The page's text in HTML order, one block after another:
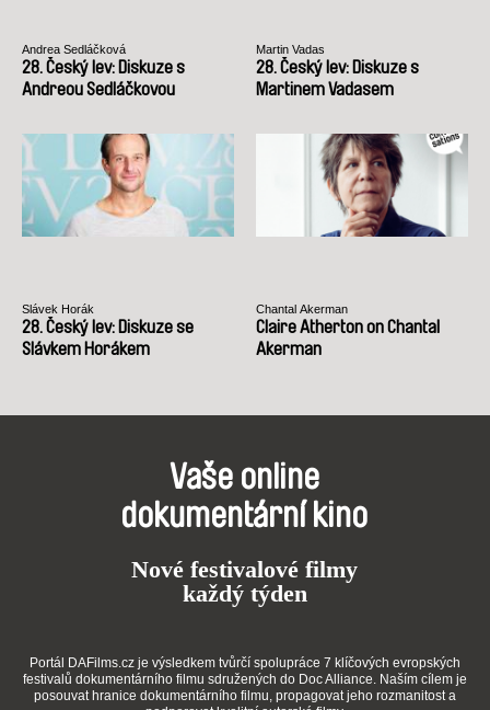
Andrea Sedláčková
28. Český lev: Diskuze s
Andreou Sedláčkovou
Martin Vadas
28. Český lev: Diskuze s
Martinem Vadasem
Slávek Horák
28. Český lev: Diskuze se
Slávkem Horákem
Chantal Akerman
Claire Atherton on Chantal
Akerman
Vaše online
dokumentární kino
Nové festivalové filmy
každý týden
Portál DAFilms.cz je výsledkem tvůrčí spolupráce 7 klíčových evropských
festivalů dokumentárního filmu sdružených do Doc Alliance. Naším cílem je
posouvat hranice dokumentárního filmu, propagovat jeho rozmanitost a